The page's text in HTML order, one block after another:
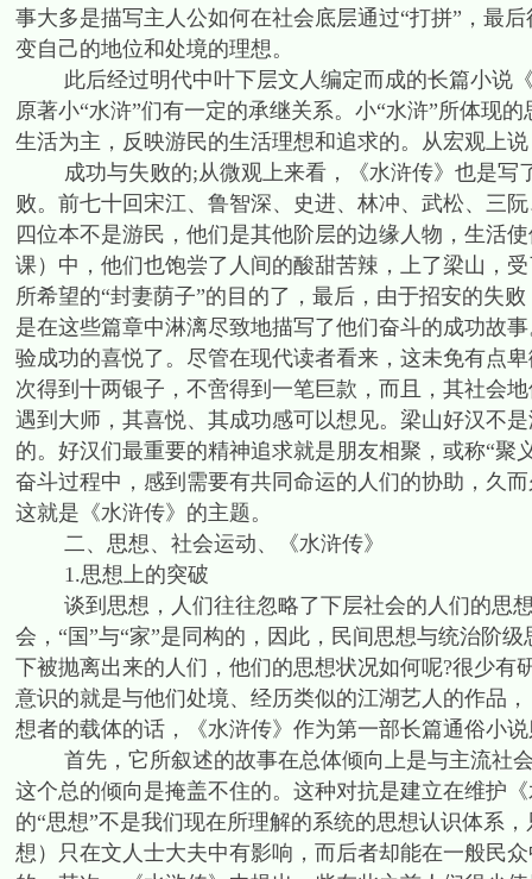
事大多是描写主人公如何在社会底层通过“打拼”，最
变自己的地位和处境的理想。
此后经过明代中叶下层文人编定而成的长篇小说《
原著小“水浒”们有一定的承继关系。小“水浒”所体现
生活为主，反映游民的生活理想和追求的。从宏观上
成功与失败的;从微观上来看，《水浒传》也是写
败。前七十回宋江、鲁智深、史进、林冲、武松、三
四位本不是游民，他们是其他阶层的边缘人物，生活
课）中，他们也饱尝了人间的酸甜苦辣，上了梁山，
所希望的“封妻荫子”的目的了，最后，由于招安的失
是在这些篇章中淋漓尽致地描写了他们奋斗的成功故
验成功的喜悦了。尽管在现代读者看来，这未免有点
次得到十两银子，不啻得到一笔巨款，而且，其社会
遇到大师，其喜悦、其成功感可以想见。梁山好汉不
的。好汉们最重要的精神追求就是朋友相聚，或称“聚
奋斗过程中，感到需要有共同命运的人们的协助，久
这就是《水浒传》的主题。
二、思想、社会运动、《水浒传》
1.思想上的突破
谈到思想，人们往往忽略了下层社会的人们的思想
会，“国”与“家”是同构的，因此，民间思想与统治阶
下被抛离出来的人们，他们的思想状况如何呢?很少
意识的就是与他们处境、经历类似的江湖艺人的作品
想者的载体的话，《水浒传》作为第一部长篇通俗小
首先，它所叙述的故事在总体倾向上是与主流社会
这个总的倾向是掩盖不住的。这种对抗是建立在维护
的“思想”不是我们现在所理解的系统的思想认识体系
想）只在文人士大夫中有影响，而后者却能在一般民